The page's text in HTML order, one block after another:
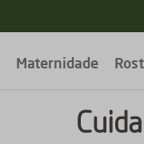
Maternidade